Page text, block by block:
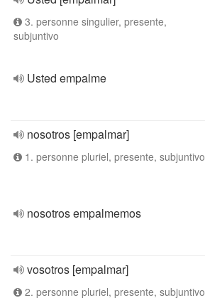
3. personne singulier, presente,
subjuntivo
Usted empalme
nosotros [empalmar]
1. personne pluriel, presente, subjuntivo
nosotros empalmemos
vosotros [empalmar]
2. personne pluriel, presente, subjuntivo